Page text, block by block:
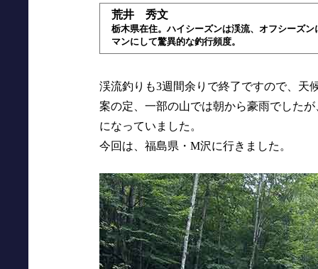
荒井 秀文
栃木県在住。ハイシーズンは渓流、オフシーズ
マンにして驚異的な釣行頻度。
渓流釣りも3週間余りで終了ですので、天
案の定、一部の山では朝から豪雨でした
になっていました。
今回は、福島県・M沢に行きました。